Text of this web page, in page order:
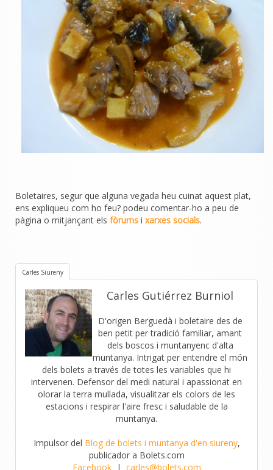
Boletaires, segur que alguna vegada heu cuinat aquest plat,
ens expliqueu com ho feu? podeu comentar-ho a peu de
pàgina o mitjançant els fòrums i xarxes socials.
Carles Siureny
Carles Gutiérrez Burniol
D'origen Berguedà i boletaire des de
ben petit per tradició familiar, amant
dels boscos i muntanyenc d'alta
muntanya. Intrigat per entendre el món
dels bolets a través de totes les variables que hi
intervenen. Defensor del medi natural i apassionat en
olorar la terra mullada, visualitzar els colors de les
estacions i respirar l'aire fresc i saludable de la
muntanya.
Impulsor del Blog de bolets i muntanya d'en siureny,
publicador a Bolets.com
Facebook| carles@bolets.com